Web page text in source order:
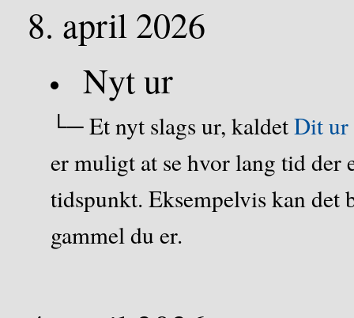
8. april 2026
Nyt ur
└─ Et nyt slags ur, kaldetDit ur
er muligt at se hvor lang tid der
tidspunkt. Eksempelvis kan det
gammel du er.